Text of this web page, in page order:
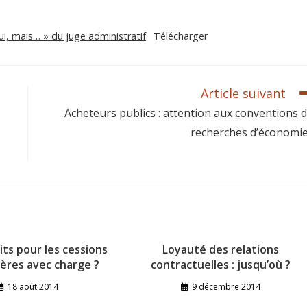
mais… » du juge administratif Télécharger
Article suivant
Acheteurs publics : attention aux conventions
recherches
pour les cessions
avec charge ?
18 août 2014
Loyauté des relations
contractuelles : jusqu’où ?
9 décembre 2014